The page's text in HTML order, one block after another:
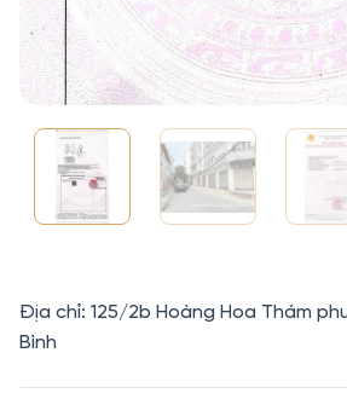
Địa chỉ: 125/2b Hoàng Hoa Thám
Bình